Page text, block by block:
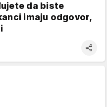
da biste
imaju odgovor,